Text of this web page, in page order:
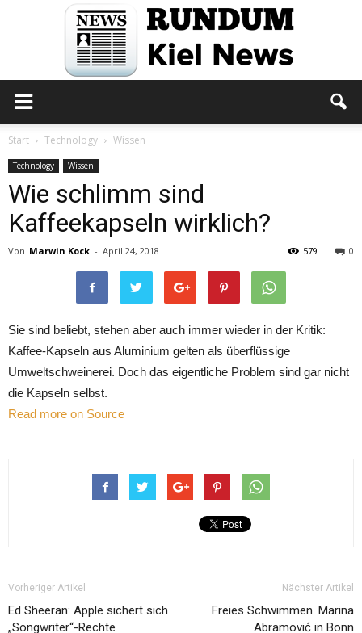
Kiel
Start Technology Wissen
Technology Wissen
Wie schlimm sind
Kaffeekapseln wirklich?
Von Marwin Kock - April 24, 2018 0
579
Sie sind beliebt, stehen aber auch immer wieder in der Kritik:
Kaffee-Kapseln aus Aluminium gelten als überflüssige
Umweltschweinerei. Doch das eigentliche Problem sind gar nicht
die Kapseln selbst.
Read more on Source
Vorheriger Artikel
Ed Sheeran: Apple sichert sich
„Songwriter“-Rechte
Nächster Artikel
Freies Schwimmen. Marina
Abramović in Bonn